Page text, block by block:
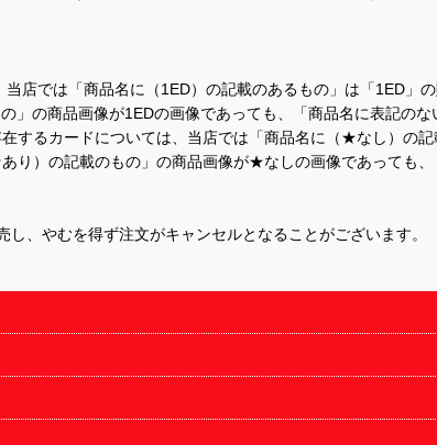
店では「商品名に（1ED）の記載のあるもの」は「1ED」
の商品画像が1EDの画像であっても、「商品名に表記のな
るカードについては、当店では「商品名に（★なし）の
り）の記載のもの」の商品画像が★なしの画像であっても
、やむを得ず注文がキャンセルとなることがございます。